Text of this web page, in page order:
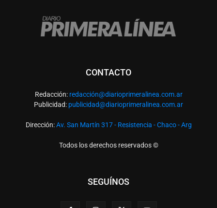
CONTACTO
Redacción: redacción@diarioprimeralinea.com.ar
Publicidad: publicidad@diarioprimeralinea.com.ar
Dirección:Av. San Martín 317 - Resistencia - Chaco - Arg
Todos los derechos reservados ©
SEGUÍNOS